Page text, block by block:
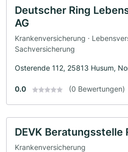
Deutscher Ring
AG
Krankenversicherung ·
Sachversicherung
Osterende 112, 25813 Husum,
0.0 (0 Bewertungen)
DEVK Beratungsstelle
Krankenversicherung